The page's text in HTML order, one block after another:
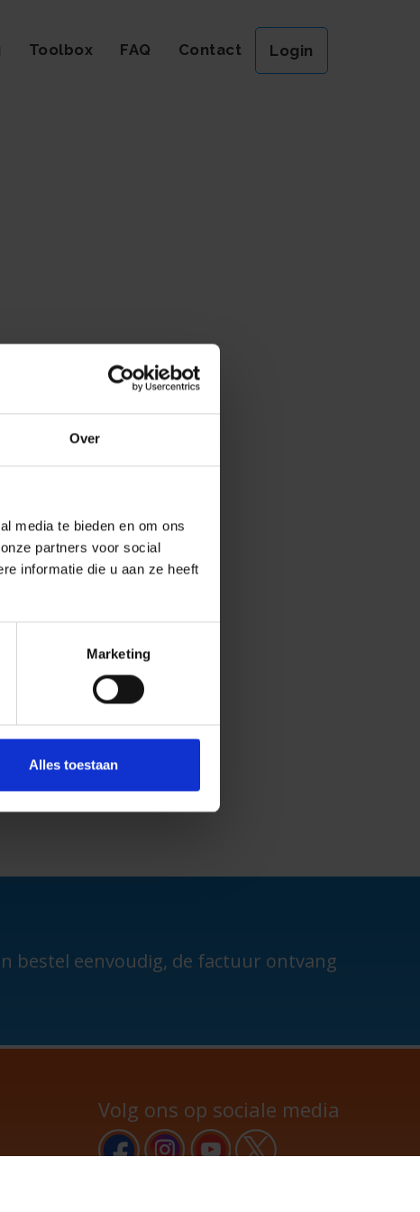
Over
media te bieden en om ons
partners voor social
informatie die u aan ze heeft
Marketing
Alles toestaan
Toolbox FAQ Contact Login
bestel eenvoudig, de factuur ontvang
Volg ons op sociale media